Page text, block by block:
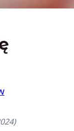
)